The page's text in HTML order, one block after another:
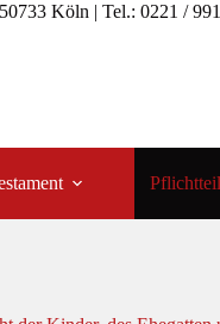
Köln | Tel.: 0221 /
Pflichtteil